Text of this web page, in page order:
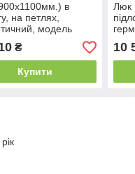
в
на петлях,
модель
₴
Купити
Люк
10